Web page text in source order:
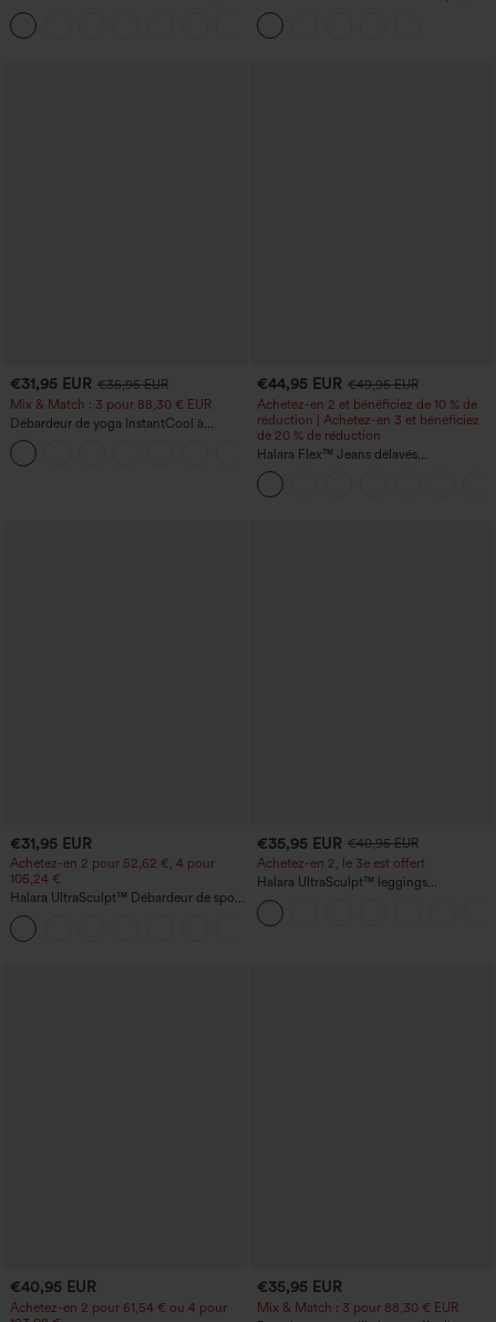
jambe droite, effet lin, avec poches
cordon de serrage, avec poches
€31,95 EUR €35,95 EUR
Mix & Match : 3 pour 88,30 € EUR
Débardeur de yoga InstantCool à
encolure en U et ourlet arrondi –
UPF50+
€44,95 EUR €49,95 EUR
Achetez-en 2 et bénéficiez de 10 % de
réduction | Achetez-en 3 et bénéficiez
de 20 % de réduction
Halara Flex™ Jeans délavés
décontractés, coupe baggy à jambe
large, taille basse asymétrique, poches
zippées
€31,95 EUR
Achetez-en 2 pour 52,62 €, 4 pour
105,24 €
Halara UltraSculpt™ Débardeur de sport
à col rond et ourlet arrondi
€35,95 EUR €40,95 EUR
Achetez-en 2, le 3e est offert
Halara UltraSculpt™ leggings
d'entraînement taille haute — fronces
liftantes pour le fessier, maintien gainant
du ventre et poche
€40,95 EUR
Achetez-en 2 pour 61,54 € ou 4 pour
€35,95 EUR
Mix & Match : 3 pour 88,30 € EUR